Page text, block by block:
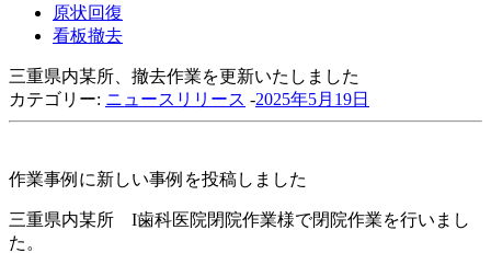
原状回復
看板撤去
三重県内某所、撤去作業を更新いたしました
カテゴリー: ニュースリリース -2025年5月19日
作業事例に新しい事例を投稿しました
三重県内某所 I歯科医院閉院作業様で閉院作業を行いまし
た。